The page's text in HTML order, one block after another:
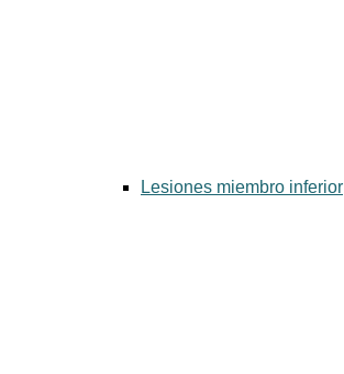
Lesiones miembro inferior